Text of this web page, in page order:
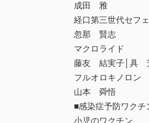
成田 雅
経口第三世代セフ
忽那 賢志
マクロライド
藤友 結実子│具
フルオロキノロン
山本 舜悟
■感染症予防ワクチ
小児のワクチン